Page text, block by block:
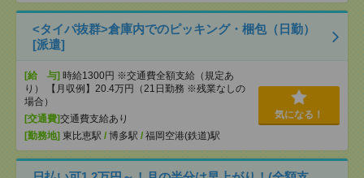
<タイパ抜群>倉庫内でのピッキング・梱包（日勤）
[派遣]
[給 与] 時給1300円 ※交通費全額支給（規定あ
り） 【月収例】20.4万円（21日勤務 ※残業なしの
場合）
[交通費]交通費支給あり
[勤務地] 東比恵駅 / 博多駅 / 福岡空港(鉄道)駅
気になる！